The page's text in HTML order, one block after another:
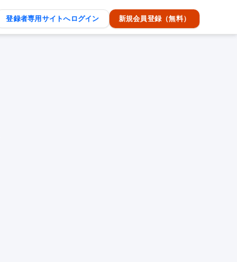
登録者専用サイトへログイン 新規会員登録（無料）